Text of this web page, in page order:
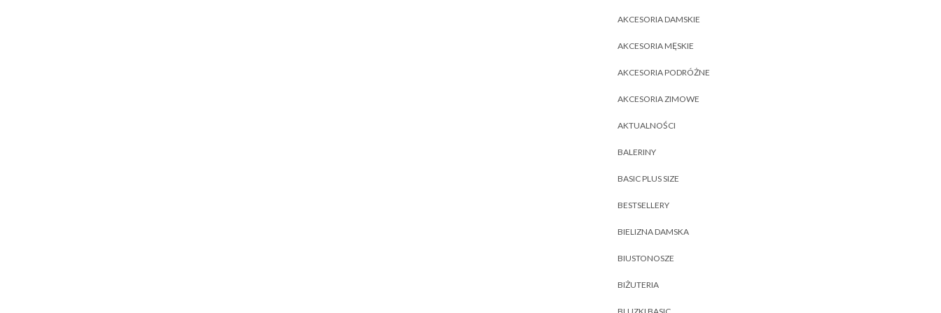
AKCESORIA DAMSKIE
AKCESORIA MĘSKIE
AKCESORIA PODRÓŻNE
AKCESORIA ZIMOWE
AKTUALNOŚCI
BALERINY
BASIC PLUS SIZE
BESTSELLERY
BIELIZNA DAMSKA
BIUSTONOSZE
BIŻUTERIA